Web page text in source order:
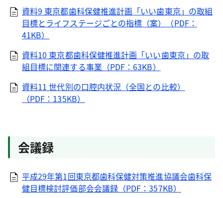
資料9 東京都歯科保健推進計画「いい歯東京」の取組
目標とライフステージごとの指標（案）（PDF：
41KB）
資料10 東京都歯科保健推進計画「いい歯東京」の取
組目標に関連する事業（PDF：63KB）
資料11 世代別の口腔内状況（全国との比較）
（PDF：135KB）
会議録
平成29年第1回東京都歯科保健対策推進協議会歯科保
健目標検討評価部会会議録（PDF：357KB）